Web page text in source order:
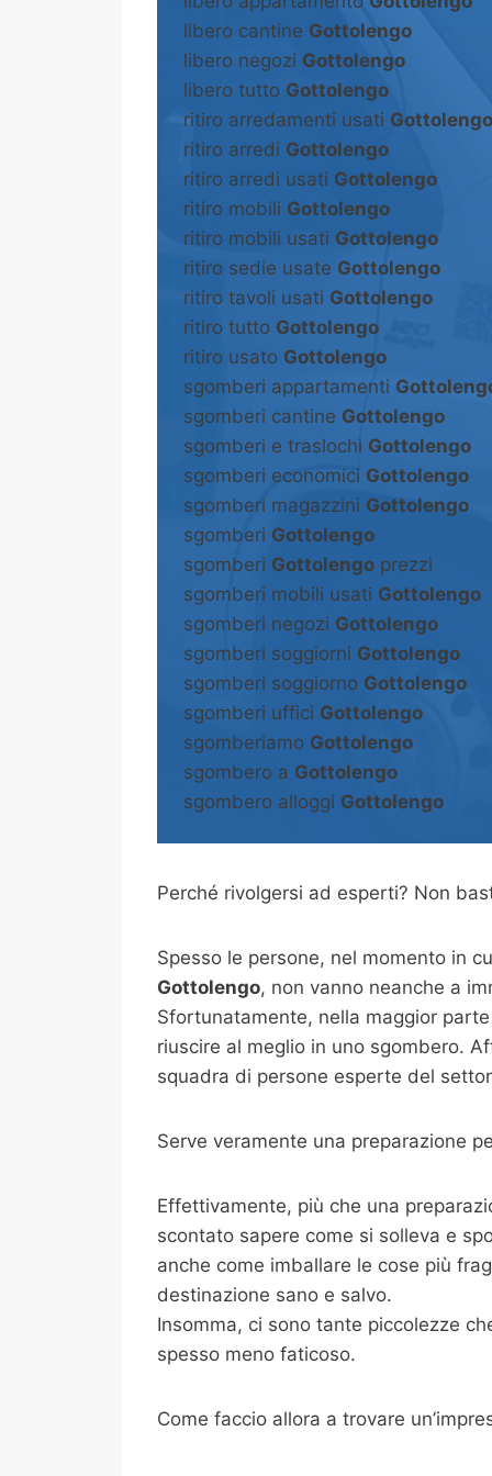
libero cantine Gottolengo
libero negozi Gottolengo
libero tutto Gottolengo
ritiro arredamenti usati Gottolengo
ritiro arredi Gottolengo
ritiro arredi usati Gottolengo
ritiro mobili Gottolengo
ritiro mobili usati Gottolengo
ritiro sedie usate Gottolengo
ritiro tavoli usati Gottolengo
ritiro tutto Gottolengo
ritiro usato Gottolengo
sgomberi appartamenti
sgomberi cantine Gottolengo
sgomberi e traslochi Gottolengo
sgomberi economici Gottolengo
sgomberi magazzini Gottolengo
sgomberi Gottolengo
sgomberi Gottolengo prezzi
sgomberi mobili usati Gottolengo
sgomberi negozi Gottolengo
sgomberi soggiorni Gottolengo
sgomberi soggiorno Gottolengo
sgomberi uffici Gottolengo
sgomberiamo Gottolengo
sgombero a Gottolengo
sgombero alloggi Gottolengo
Perché rivolgersi ad esperti? Non
Spesso le persone, nel momento in
Gottolengo, non vanno neanche a
Sfortunatamente, nella maggior
riuscire al meglio in uno sgombero.
squadra di persone esperte del
Serve veramente una preparazione
Effettivamente, più che una
scontato sapere come si solleva e
anche come imballare le cose più
destinazione sano e salvo.
Insomma, ci sono tante piccolezze
spesso meno faticoso.
Come faccio allora a trovare